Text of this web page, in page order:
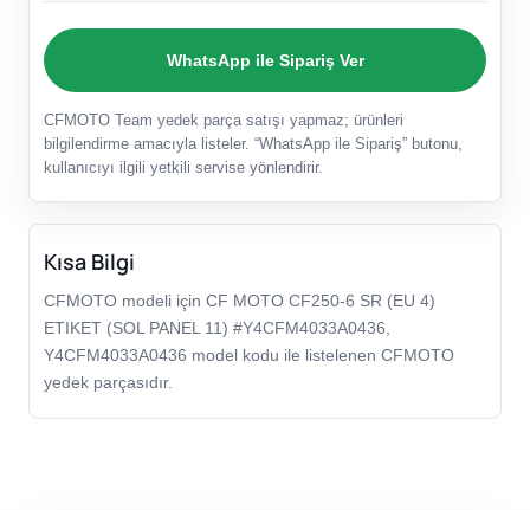
WhatsApp ile Sipariş Ver
CFMOTO Team yedek parça satışı yapmaz; ürünleri
bilgilendirme amacıyla listeler. “WhatsApp ile Sipariş” butonu,
kullanıcıyı ilgili yetkili servise yönlendirir.
Kısa Bilgi
CFMOTO modeli için CF MOTO CF250-6 SR (EU 4)
ETIKET (SOL PANEL 11) #Y4CFM4033A0436,
Y4CFM4033A0436 model kodu ile listelenen CFMOTO
yedek parçasıdır.